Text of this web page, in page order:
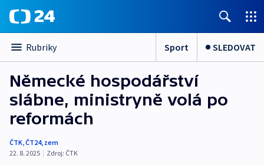
Rubriky Sport SLEDOVAT
Německé hospodářství
slábne, ministryně volá po
reformách
ČTK,ČT24, zem
22. 8. 2025 | Zdroj: ČTK